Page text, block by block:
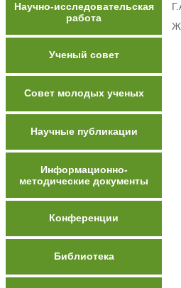
Научно-исследовательская
работа
Ученый совет
Совет молодых ученых
Научные публикации
Информационно-
методические документы
Конференции
Библиотека